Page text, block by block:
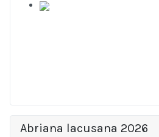
Abriana lacusana 2026